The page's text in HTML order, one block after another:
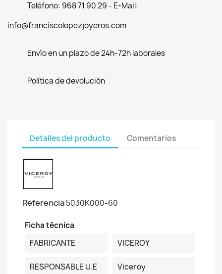
Teléfono: 968 71 90 29 - E-Mail:
info@franciscolopezjoyeros.com
Envío en un plazo de 24h-72h laborales
Política de devolución
Detalles del producto Comentarios
Referencia5030K000-60
Ficha técnica
FABRICANTE
VICEROY
RESPONSABLE U.E Viceroy